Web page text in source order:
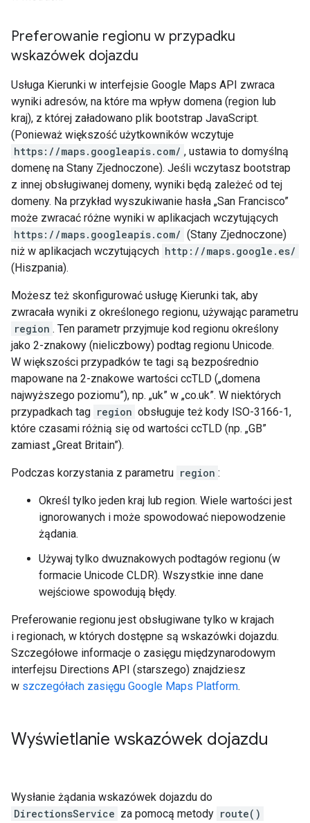
Preferowanie regionu w przypadku
wskazówek dojazdu
Usługa Kierunki w interfejsie Google Maps API zwraca
wyniki adresów, na które ma wpływ domena (region lub
kraj), z której załadowano plik bootstrap JavaScript.
(Ponieważ większość użytkowników wczytuje
https://maps.googleapis.com/ , ustawia to domyślną
domenę na Stany Zjednoczone). Jeśli wczytasz bootstrap
z innej obsługiwanej domeny, wyniki będą zależeć od tej
domeny. Na przykład wyszukiwanie hasła „San Francisco”
może zwracać różne wyniki w aplikacjach wczytujących
https://maps.googleapis.com/ (Stany Zjednoczone)
niż w aplikacjach wczytujących http://maps.google.es/
(Hiszpania).
Możesz też skonfigurować usługę Kierunki tak, aby
zwracała wyniki z określonego regionu, używając parametru
region . Ten parametr przyjmuje kod regionu określony
jako 2-znakowy (nieliczbowy) podtag regionu Unicode.
W większości przypadków te tagi są bezpośrednio
mapowane na 2-znakowe wartości ccTLD („domena
najwyższego poziomu”), np. „uk” w „co.uk”. W niektórych
przypadkach tag region obsługuje też kody ISO-3166-1,
które czasami różnią się od wartości ccTLD (np. „GB”
zamiast „Great Britain”).
Podczas korzystania z parametru region :
Określ tylko jeden kraj lub region. Wiele wartości jest
ignorowanych i może spowodować niepowodzenie
żądania.
Używaj tylko dwuznakowych podtagów regionu (w
formacie Unicode CLDR). Wszystkie inne dane
wejściowe spowodują błędy.
Preferowanie regionu jest obsługiwane tylko w krajach
i regionach, w których dostępne są wskazówki dojazdu.
Szczegółowe informacje o zasięgu międzynarodowym
interfejsu Directions API (starszego) znajdziesz
w szczegółach zasięgu Google Maps Platform.
Wyświetlanie wskazówek dojazdu
Wysłanie żądania wskazówek dojazdu do
DirectionsService za pomocą metody route()